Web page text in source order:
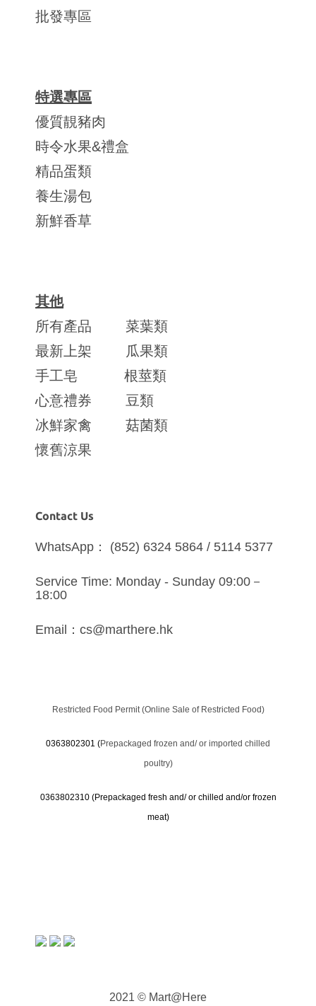
批發專區
特選專區
優質靚豬肉
時令水果&禮盒
精品蛋類
養生湯包
新鮮香草
其他
所有產品
菜葉類
最新上架
瓜果類
手工皂
根莖類
心意禮券
豆類
冰鮮家禽
菇菌類
懷舊涼果
Contact Us
WhatsApp： (852) 6324 5864 / 5114 5377
Service Time: Monday - Sunday 09:00－
18:00
Email：cs@marthere.hk
Restricted Food Permit (Online Sale of Restricted Food)
0363802301 (Prepackaged frozen and/ or imported chilled
poultry)
0363802310 (Prepackaged fresh and/ or chilled and/or frozen
meat)
2021 © Mart@Here